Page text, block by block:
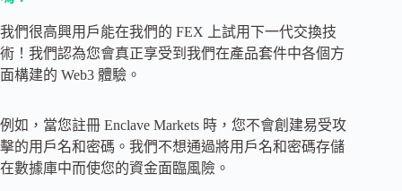
我們很高興用戶能在我們的 FEX 上試用下一代交換技
術！我們認為您會真正享受到我們在產品套件中各個方
面構建的 Web3 體驗。
例如，當您註冊 Enclave Markets 時，您不會創建易受攻
擊的用戶名和密碼。我們不想通過將用戶名和密碼存儲
在數據庫中而使您的資金面臨風險。